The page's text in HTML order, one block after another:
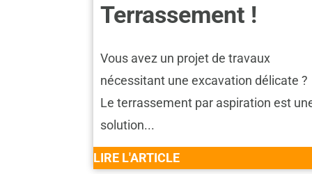
Terrassement !
Vous avez un projet de travaux
nécessitant une excavation délicate ?
Le terrassement par aspiration est
solution...
LIRE L'ARTICLE